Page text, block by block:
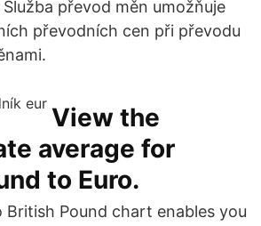
převod měn umožňuje
převodních cen při převodu
View the
average for
to Euro.
British Pound chart enables you